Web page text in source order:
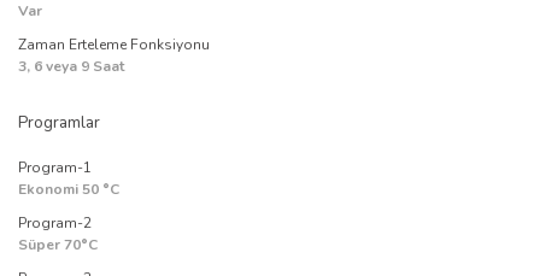
Var
Zaman Erteleme Fonksiyonu
3, 6 veya 9 Saat
Programlar
Program-1
Ekonomi 50 °C
Program-2
Süper 70°C